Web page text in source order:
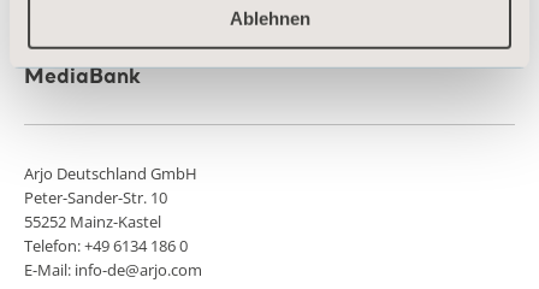
Ablehnen
MediaBank
Arjo Deutschland GmbH
Peter-Sander-Str. 10
55252 Mainz-Kastel
Telefon: +49 6134 186 0
E-Mail: info-de@arjo.com